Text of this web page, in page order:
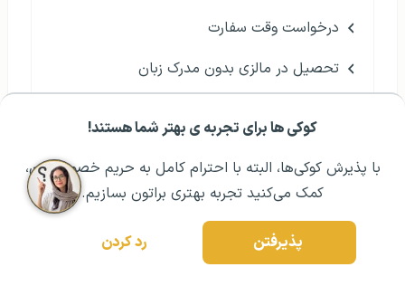
کوکی ها برای تجربه ی بهتر شما هستند!
با پذیرش کوکی‌ها، البته با احترام کامل به حریم خصوصیتون،
کمک می‌کنید تجربه بهتری براتون بسازیم.
پذیرفتن رد کردن
مشــاوره اولیه رایگان: ۰۲۱ ۴۳۰۰۰ ۰۲۱ رزرو مشاوره تخصصی
درخواست وقت سفارت
تحصیل در مالزی بدون مدرک زبان
گرجستان یا بلغارستان؟
مهاجرت دستیار دندانپزشک